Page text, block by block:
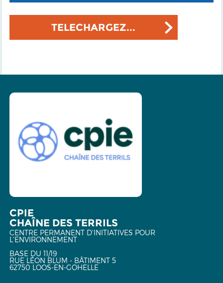
TELECHARGEZ...
CPIE
CHAÎNE DES TERRILS
CENTRE PERMANENT D'INITIATIVES POUR
L'ENVIRONNEMENT
BASE DU 11/19
RUE LÉON BLUM - BÂTIMENT 5
62750 LOOS-EN-GOHELLE